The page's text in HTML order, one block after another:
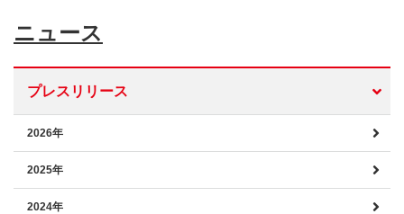
ニュース
プレスリリース
2026年
2025年
2024年